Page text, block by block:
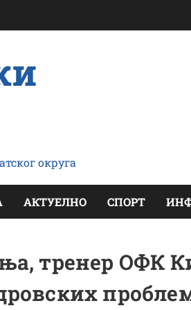
округа
АКТУЕЛНО СПОРТ
тренер ОФК